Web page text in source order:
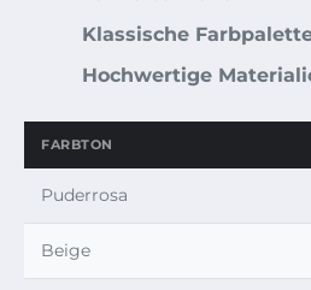
Klassische
Hochwertige
FARBTON
Puderrosa
Beige